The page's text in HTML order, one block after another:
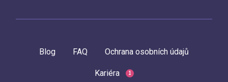
Blog FAQ Ochrana osobních údajů
Kariéra 1